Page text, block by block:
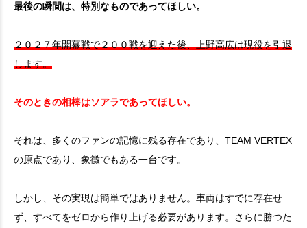
最後の瞬間は、特別なものであってほしい。
２０２７年開幕戦で２００戦を迎えた後、上野高広は現役を引退
します。
そのときの相棒はソアラであってほしい。
それは、多くのファンの記憶に残る存在であり、TEAM VERTEX
の原点であり、象徴でもある一台です。
しかし、その実現は簡単ではありません。車両はすでに存在せ
ず、すべてをゼロから作り上げる必要があります。さらに勝つた